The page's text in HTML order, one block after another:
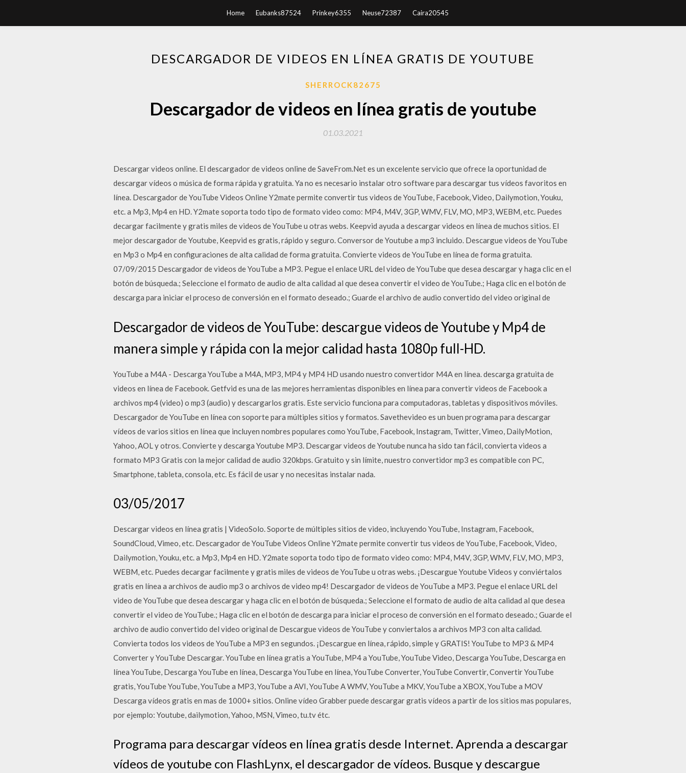
Home Eubanks87524 Prinkey6355 Neuse72387 Caira20545
DESCARGADOR DE VIDEOS EN LÍNEA GRATIS DE YOUTUBE
SHERROCK82675
Descargador de videos en línea gratis de youtube
01.03.2021
Descargar videos online. El descargador de videos online de SaveFrom.Net es un excelente servicio que ofrece la oportunidad de
descargar vídeos o música de forma rápida y gratuita. Ya no es necesario instalar otro software para descargar tus vídeos favoritos en
línea. Descargador de YouTube Videos Online Y2mate permite convertir tus videos de YouTube, Facebook, Video, Dailymotion, Youku,
etc. a Mp3, Mp4 en HD. Y2mate soporta todo tipo de formato video como: MP4, M4V, 3GP, WMV, FLV, MO, MP3, WEBM, etc. Puedes
decargar facilmente y gratis miles de videos de YouTube u otras webs. Keepvid ayuda a descargar videos en línea de muchos sitios. El
mejor descargador de Youtube, Keepvid es gratis, rápido y seguro. Conversor de Youtube a mp3 incluido. Descargue videos de YouTube
en Mp3 o Mp4 en configuraciones de alta calidad de forma gratuita. Convierte videos de YouTube en línea de forma gratuita.
07/09/2015 Descargador de videos de YouTube a MP3. Pegue el enlace URL del video de YouTube que desea descargar y haga clic en el
botón de búsqueda.; Seleccione el formato de audio de alta calidad al que desea convertir el video de YouTube.; Haga clic en el botón de
descarga para iniciar el proceso de conversión en el formato deseado.; Guarde el archivo de audio convertido del video original de
Descargador de videos de YouTube: descargue videos de Youtube y Mp4 de
manera simple y rápida con la mejor calidad hasta 1080p full-HD.
YouTube a M4A - Descarga YouTube a M4A, MP3, MP4 y MP4 HD usando nuestro convertidor M4A en línea. descarga gratuita de
videos en línea de Facebook. Getfvid es una de las mejores herramientas disponibles en línea para convertir videos de Facebook a
archivos mp4 (video) o mp3 (audio) y descargarlos gratis. Este servicio funciona para computadoras, tabletas y dispositivos móviles.
Descargador de YouTube en línea con soporte para múltiples sitios y formatos. Savethevideo es un buen programa para descargar
vídeos de varios sitios en línea que incluyen nombres populares como YouTube, Facebook, Instagram, Twitter, Vimeo, DailyMotion,
Yahoo, AOL y otros. Convierte y descarga Youtube MP3. Descargar videos de Youtube nunca ha sido tan fácil, convierta videos a
formato MP3 Gratis con la mejor calidad de audio 320kbps. Gratuito y sin límite, nuestro convertidor mp3 es compatible con PC,
Smartphone, tableta, consola, etc. Es fácil de usar y no necesitas instalar nada.
03/05/2017
Descargar videos en línea gratis | VideoSolo. Soporte de múltiples sitios de video, incluyendo YouTube, Instagram, Facebook,
SoundCloud, Vimeo, etc. Descargador de YouTube Videos Online Y2mate permite convertir tus videos de YouTube, Facebook, Video,
Dailymotion, Youku, etc. a Mp3, Mp4 en HD. Y2mate soporta todo tipo de formato video como: MP4, M4V, 3GP, WMV, FLV, MO, MP3,
WEBM, etc. Puedes decargar facilmente y gratis miles de videos de YouTube u otras webs. ¡Descargue Youtube Videos y conviértalos
gratis en línea a archivos de audio mp3 o archivos de video mp4! Descargador de videos de YouTube a MP3. Pegue el enlace URL del
video de YouTube que desea descargar y haga clic en el botón de búsqueda.; Seleccione el formato de audio de alta calidad al que desea
convertir el video de YouTube.; Haga clic en el botón de descarga para iniciar el proceso de conversión en el formato deseado.; Guarde el
archivo de audio convertido del video original de Descargue videos de YouTube y conviertalos a archivos MP3 con alta calidad.
Convierta todos los videos de YouTube a MP3 en segundos. ¡Descargue en línea, rápido, simple y GRATIS! YouTube to MP3 & MP4
Converter y YouTube Descargar. YouTube en línea gratis a YouTube, MP4 a YouTube, YouTube Video, Descarga YouTube, Descarga en
línea YouTube, Descarga YouTube en línea, Descarga YouTube en línea, YouTube Converter, YouTube Convertir, Convertir YouTube
gratis, YouTube YouTube, YouTube a MP3, YouTube a AVI, YouTube A WMV, YouTube a MKV, YouTube a XBOX, YouTube a MOV
Descarga vídeos gratis en mas de 1000+ sitios. Online vídeo Grabber puede descargar gratis vídeos a partir de los sitios mas populares,
por ejemplo: Youtube, dailymotion, Yahoo, MSN, Vimeo, tu.tv étc.
Programa para descargar vídeos en línea gratis desde Internet. Aprenda a descargar
vídeos de youtube con FlashLynx, el descargador de vídeos. Busque y descargue